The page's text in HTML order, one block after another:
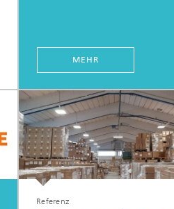
MEHR
Referenz